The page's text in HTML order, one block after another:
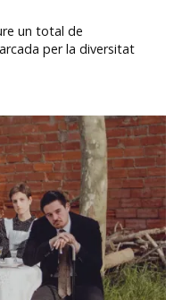
un total de
per la diversitat